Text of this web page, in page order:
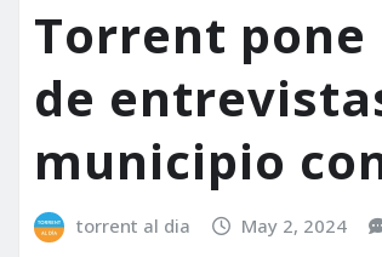
Torrent
de
municipio
torrent al dia May 2, 2024